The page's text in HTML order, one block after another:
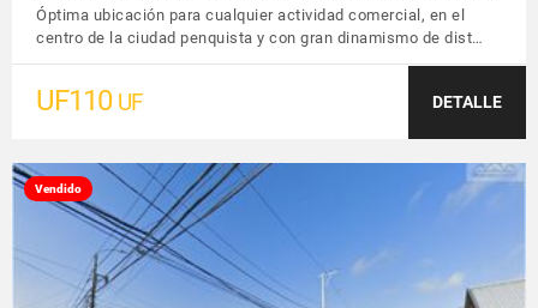
Óptima ubicación para cualquier actividad comercial, en el
centro de la ciudad penquista y con gran dinamismo de dist…
UF110 UF DETALLE
Vendido